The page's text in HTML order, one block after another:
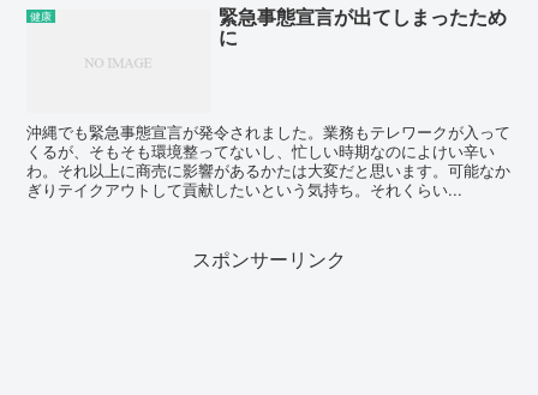
健康 緊急事態宣言が出てしまったため
に
沖縄でも緊急事態宣言が発令されました。業務もテレワークが入って
くるが、そもそも環境整ってないし、忙しい時期なのによけい辛い
わ。それ以上に商売に影響があるかたは大変だと思います。可能なか
ぎりテイクアウトして貢献したいという気持ち。それくらい...
スポンサーリンク